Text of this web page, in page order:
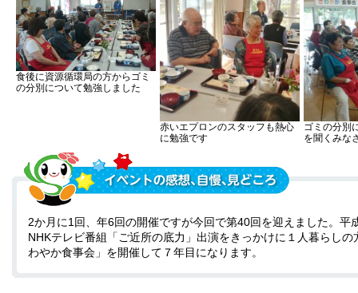
食後に資源循環局の方からゴミ
の分別について勉強しました
赤いエプロンのスタッフも熱心
に勉強です
ゴミの分別
を聞くみな
2か月に1回、年6回の開催ですが今回で第40回を迎えました。平
NHKテレビ番組「ご近所の底力」出演をきっかけに１人暮らしの
わやか食事会」を開催して７年目になります。